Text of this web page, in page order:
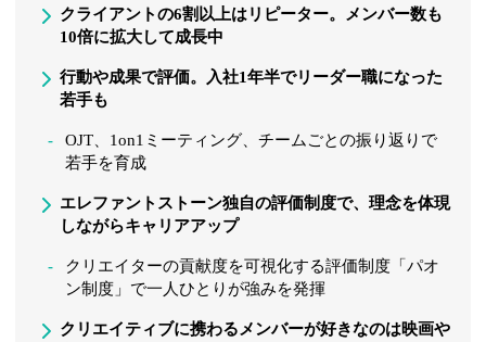
クライアントの6割以上はリピーター。メンバー数も
10倍に拡大して成長中
行動や成果で評価。入社1年半でリーダー職になった
若手も
OJT、1on1ミーティング、チームごとの振り返りで
若手を育成
エレファントストーン独自の評価制度で、理念を体現
しながらキャリアアップ
クリエイターの貢献度を可視化する評価制度「パオ
ン制度」で一人ひとりが強みを発揮
クリエイティブに携わるメンバーが好きなのは映画や